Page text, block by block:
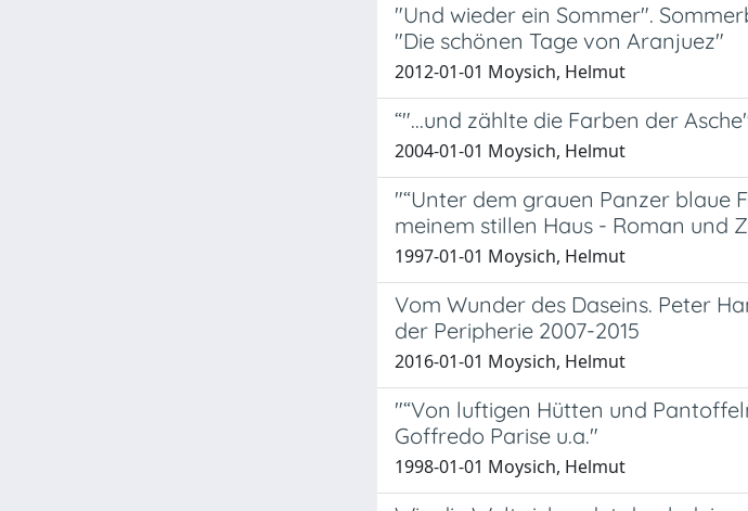
"Und wieder ein Sommer".
"Die schönen Tage von Aranjuez"
2012-01-01 Moysich, Helmut
“"...und zählte die Farben der
2004-01-01 Moysich, Helmut
"“Unter dem grauen Panzer blaue
meinem stillen Haus - Roman und
1997-01-01 Moysich, Helmut
Vom Wunder des Daseins. Peter
der Peripherie 2007-2015
2016-01-01 Moysich, Helmut
"“Von luftigen Hütten und
Goffredo Parise u.a."
1998-01-01 Moysich, Helmut